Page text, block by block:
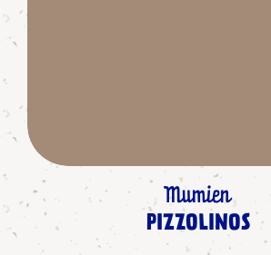
Mumien
PIZZOLINOS